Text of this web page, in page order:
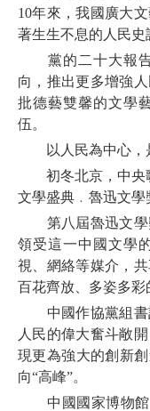
10年來，我國廣大
著生生不息的人民史
黨的二十大報告
向，推出更多增強
批德藝雙馨的文學
伍。
以人民為中心，是
初冬北京，中央歌
文學盛典﹒魯迅文學
第八屆魯迅文學
領受這一中國文學
視、網絡等媒介，
百花齊放、多姿多彩
中國作協黨組書
人民的偉大奮斗敞
現更為強大的創新
向“高峰”。
中國國家博物館